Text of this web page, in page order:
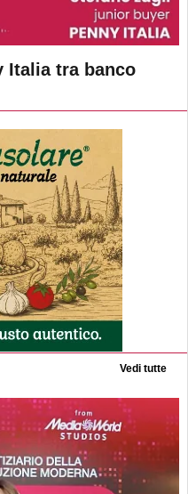
Italia tra banco
Vedi tutte